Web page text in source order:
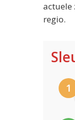
actuele
regio.
1